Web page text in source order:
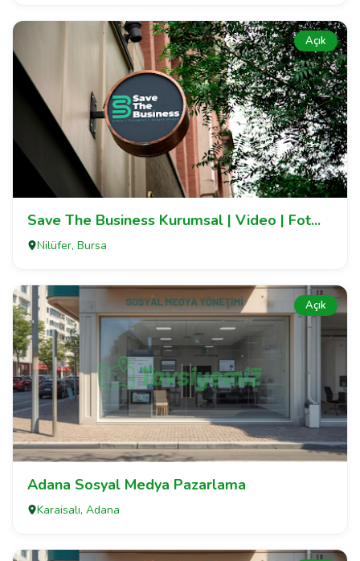
Açık
Save The Business Kurumsal | Video | Fot...
Nilüfer, Bursa
Açık
Adana Sosyal Medya Pazarlama
Karaisalı, Adana